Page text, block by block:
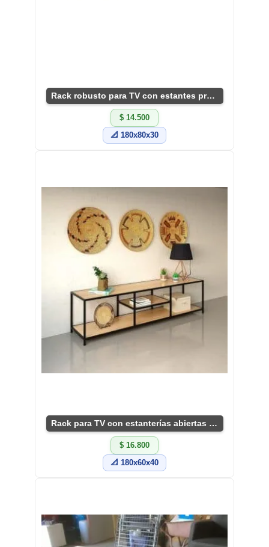
Rack robusto para TV con estantes prácticos.
$ 14.500
📐 180x80x30
Rack para TV con estanterías abiertas prácticas
$ 16.800
📐 180x60x40